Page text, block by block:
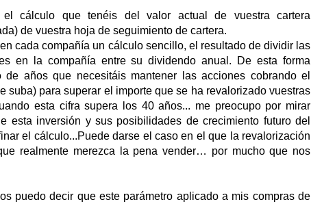
el cálculo que tenéis del valor actual de vuestra cartera
de vuestra hoja de seguimiento de cartera.
cada compañía un cálculo sencillo, el resultado de dividir las
en la compañía entre su dividendo anual. De esta forma
de años que necesitáis mantener las acciones cobrando el
suba) para superar el importe que se ha revalorizado vuestras
esta cifra supera los 40 años... me preocupo por mirar
esta inversión y sus posibilidades de crecimiento futuro del
el cálculo...Puede darse el caso en el que la revalorización
realmente merezca la pena vender… por mucho que nos
puedo decir que este parámetro aplicado a mis compras de